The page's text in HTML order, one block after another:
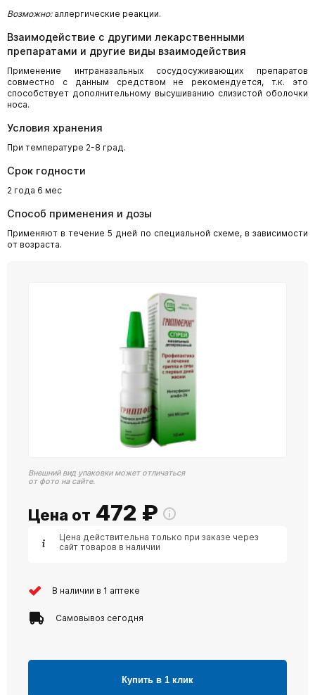
Возможно:аллергические реакции.
Взаимодействие с другими лекарственными
препаратами и другие виды взаимодействия
Применение интраназальных сосудосуживающих препаратов
совместно с данным средством не рекомендуется, т.к. это
способствует дополнительному высушиванию слизистой оболочки
носа.
Условия хранения
При температуре 2-8 град.
Срок годности
2 года 6 мес
Способ применения и дозы
Применяют в течение 5 дней по специальной схеме, в зависимости
от возраста.
Внешний вид упаковки может отличаться
от фото на сайте.
Цена от 472 ₽
Цена действительна только при заказе через
сайт товаров в наличии
В наличии в 1 аптеке
Самовывоз сегодня
Купить в 1 клик